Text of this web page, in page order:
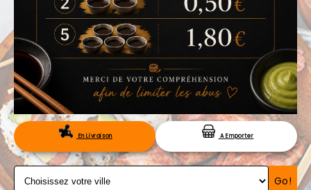
NOTRE RESTAURANT
VOS AVIS
MENTIONS LÉGALES
C.G.V
RÉSERVATIONEn Livraison A Emporter
Go!